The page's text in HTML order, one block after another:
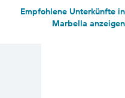
Empfohlene Unterkünfte in
Marbella anzeigen